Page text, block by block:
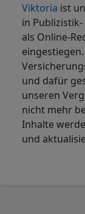
Viktoria ist
in
als Online-
und dafür
unseren
nicht mehr
Inhalte
und